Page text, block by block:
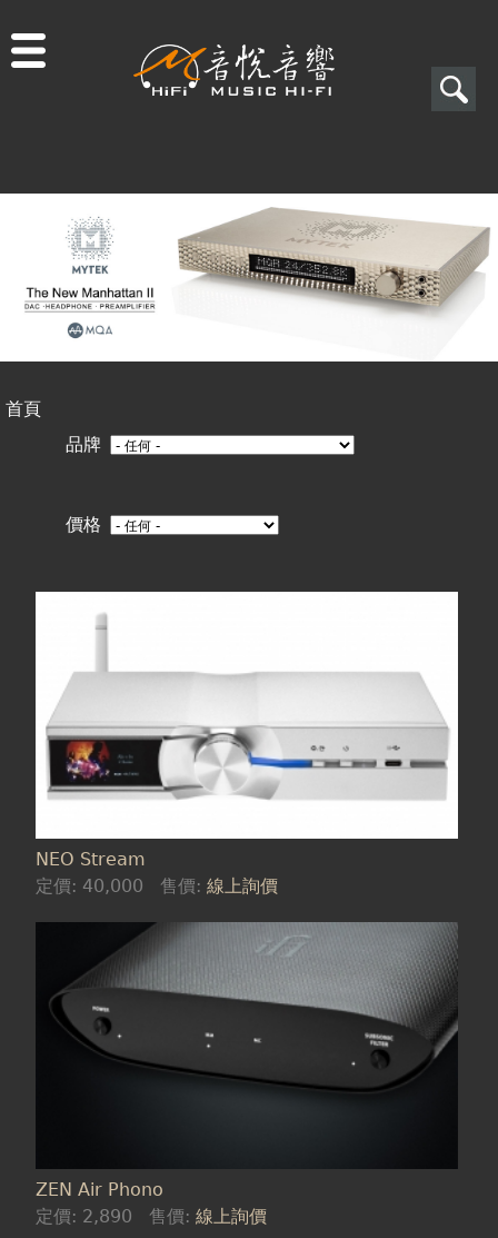
搜
表
單
搜
尋
首頁
品牌
價格
NEO Stream
定價: 40,000 售價:線上詢價
ZEN Air Phono
定價: 2,890 售價:線上詢價